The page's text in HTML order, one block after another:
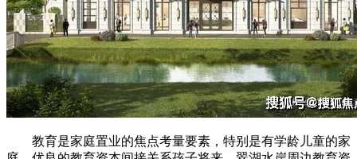
教育是家庭置业的焦点考量要素，特别是有学龄儿童的家